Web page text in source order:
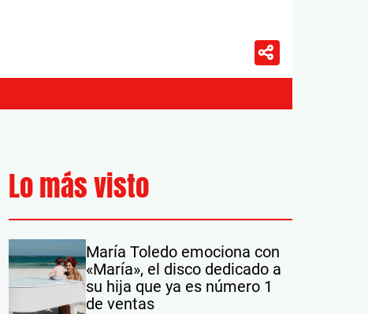
Lo más visto
María Toledo emociona con
«María», el disco dedicado a
su hija que ya es número 1
de ventas